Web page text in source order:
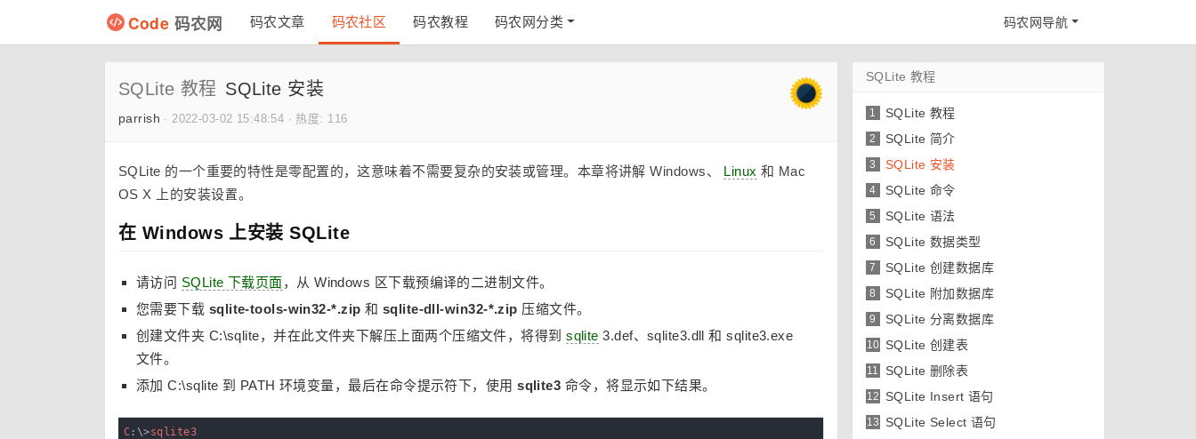
Code 码农网 码农文章 码农社区 码农教程 码农网分类 码农网导航
SQLite 教程 SQLite 安装
parrish ·2022-03-02 15:48:54 · 热度: 116
SQLite 的一个重要的特性是零配置的，这意味着不需要复杂的安装或管理。本章将讲解 Windows、 Linux 和 Mac
OS X 上的安装设置。
在 Windows 上安装 SQLite
请访问 SQLite 下载页面，从 Windows 区下载预编译的二进制文件。
您需要下载 sqlite-tools-win32-*.zip 和 sqlite-dll-win32-*.zip 压缩文件。
创建文件夹 C:\sqlite，并在此文件夹下解压上面两个压缩文件，将得到sqlite 3.def、sqlite3.dll 和 sqlite3.exe
文件。
添加 C:\sqlite 到 PATH 环境变量，最后在命令提示符下，使用sqlite3 命令，将显示如下结果。
C :\>sqlite3
SQLite 教程
1 SQLite 教程
2 SQLite 简介
3 SQLite 安装
4 SQLite 命令
5 SQLite 语法
6 SQLite 数据类型
7 SQLite 创建数据库
8 SQLite 附加数据库
9 SQLite 分离数据库
10 SQLite 创建表
11 SQLite 删除表
12 SQLite Insert 语句
13 SQLite Select 语句